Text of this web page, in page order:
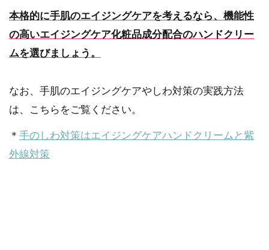
本格的に手肌のエイジングケアを考えるなら、機能性
の高いエイジングケア化粧品成分配合のハンドクリー
ムを選びましょう。
なお、手肌のエイジングケアやしわ対策の実践方法
は、こちらをご覧ください。
＊ 手のしわ対策はエイジングケアハンドクリームと紫
外線対策